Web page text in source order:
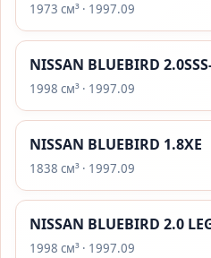
1973 см³ · 1997.09
NISSAN BLUEBIRD
1998 см³ · 1997.09
NISSAN BLUEBIRD 1.8XE
1838 см³ · 1997.09
NISSAN BLUEBIRD 2.0
1998 см³ · 1997.09